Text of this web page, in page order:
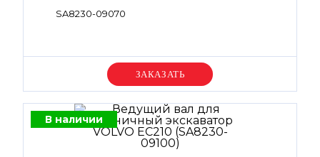
SA8230-09070
Уточняйте цену
В наличии